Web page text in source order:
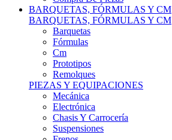
BARQUETAS, FÓRMULAS Y CM
BARQUETAS, FÓRMULAS Y CM
Barquetas
Fórmulas
Cm
Prototipos
Remolques
PIEZAS Y EQUIPACIONES
Mecánica
Electrónica
Chasis Y Carrocería
Suspensiones